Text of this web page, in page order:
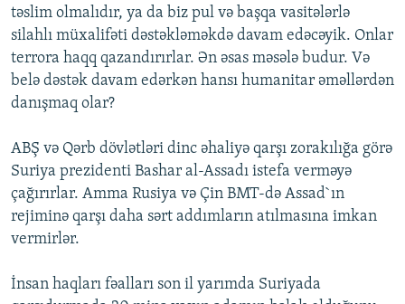
AZADLIQRADIOSU MOBIL TELEFONUNUZDA
XƏBƏR BÜLLETENLƏRIMIZ
RFE/RL-in bütün saytları
təslim olmalıdır, ya da biz pul və başqa vasitələrlə
silahlı müxalifəti dəstəkləməkdə davam edəcəyik. Onlar
terrora haqq qazandırırlar. Ən əsas məsələ budur. Və
belə dəstək davam edərkən hansı humanitar əməllərdən
danışmaq olar?
ABŞ və Qərb dövlətləri dinc əhaliyə qarşı zorakılığa görə
Suriya prezidenti Bashar al-Assadı istefa verməyə
çağırırlar. Amma Rusiya və Çin BMT-də Assad`ın
rejiminə qarşı daha sərt addımların atılmasına imkan
vermirlər.
İnsan haqları fəalları son il yarımda Suriyada